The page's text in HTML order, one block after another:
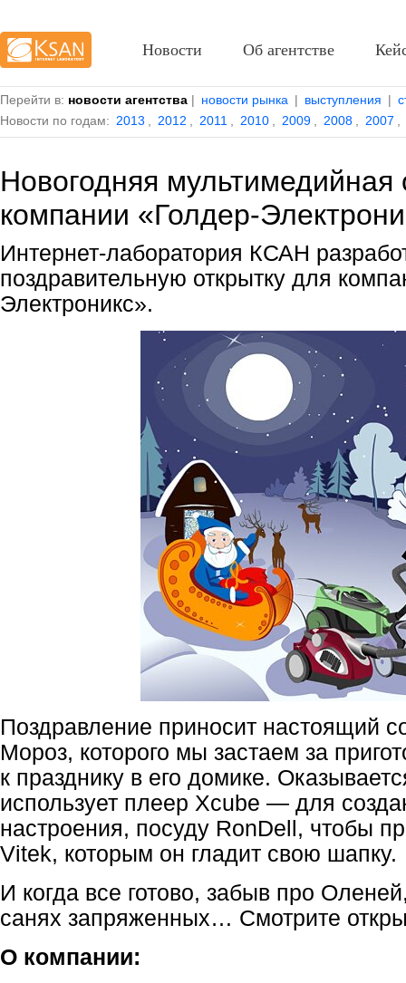
Перейти в: новости агентства | новости рынка | выступления |
Новости по годам: 2013 2012 2011 2010 2009 2008 2007
Новогодняя мультимедийная
компании «Голдер-
Интернет-лаборатория КСАН
поздравительную открытку для
Электроникс».
Поздравление приносит настоящий
Мороз, которого мы застаем за
к празднику в его домике.
использует плеер Xcube — для
настроения, посуду RonDell, чтобы
Vitek, которым он гладит свою шапку.
И когда все готово, забыв про
санях запряженных… Смотрите
О компании:
Новости Об агентстве